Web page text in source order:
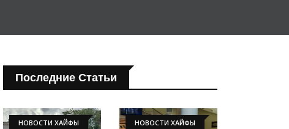
Последние Статьи
НОВОСТИ ХАЙФЫ НОВОСТИ ХАЙФЫ